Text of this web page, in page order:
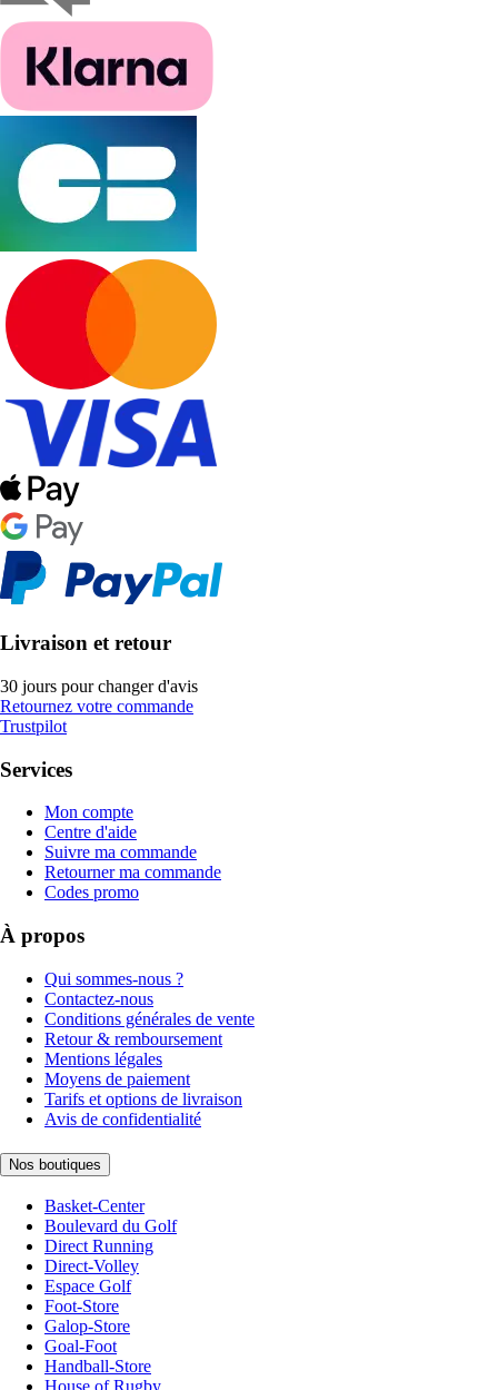
Livraison et retour
30 jours pour changer d'avis
Retournez votre commande
Trustpilot
Services
Mon compte
Centre d'aide
Suivre ma commande
Retourner ma commande
Codes promo
À propos
Qui sommes-nous ?
Contactez-nous
Conditions générales de vente
Retour & remboursement
Mentions légales
Moyens de paiement
Tarifs et options de livraison
Avis de confidentialité
Nos boutiques
Basket-Center
Boulevard du Golf
Direct Running
Direct-Volley
Espace Golf
Foot-Store
Galop-Store
Goal-Foot
Handball-Store